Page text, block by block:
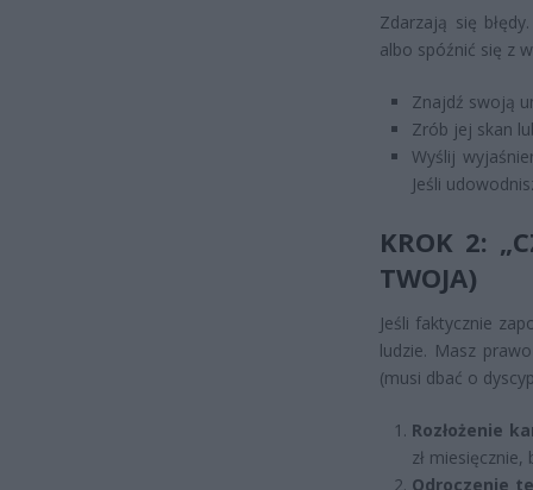
Zdarzają się
albo spóźnić się z
Znajdź swoją
Zrób jej skan
Wyślij
Jeśli
KROK 2:
TWOJA)
Jeśli faktycznie
ludzie. Masz
(musi dbać o
Rozłożenie
zł
Odroczenie